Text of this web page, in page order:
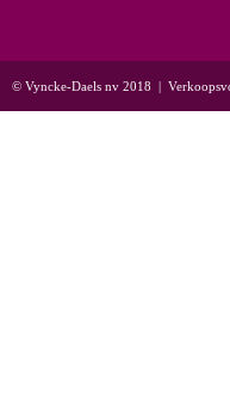
© Vyncke-Daels nv 2018 |